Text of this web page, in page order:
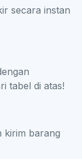
secara instan
tabel di atas!
kirim barang